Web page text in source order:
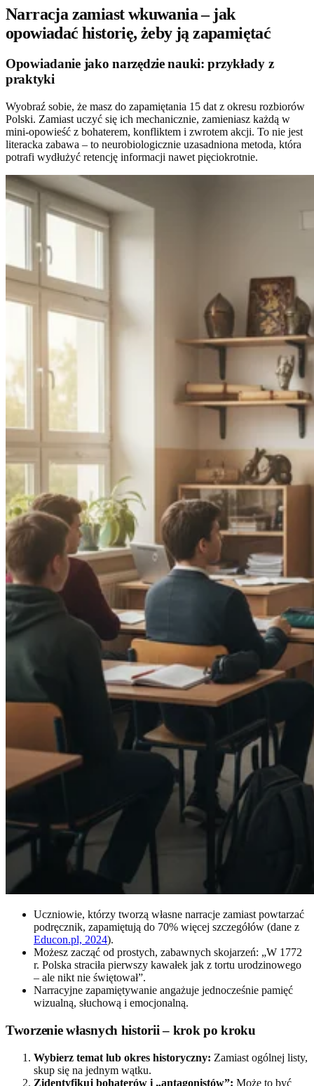
Narracja zamiast wkuwania – jak
opowiadać historię, żeby ją zapamiętać
Opowiadanie jako narzędzie nauki: przykłady z
praktyki
Wyobraź sobie, że masz do zapamiętania 15 dat z okresu rozbiorów
Polski. Zamiast uczyć się ich mechanicznie, zamieniasz każdą w
mini-opowieść z bohaterem, konfliktem i zwrotem akcji. To nie jest
literacka zabawa – to neurobiologicznie uzasadniona metoda, która
potrafi wydłużyć retencję informacji nawet pięciokrotnie.
Uczniowie, którzy tworzą własne narracje zamiast powtarzać
podręcznik, zapamiętują do 70% więcej szczegółów (dane z
Educon.pl, 2024).
Możesz zacząć od prostych, zabawnych skojarzeń: „W 1772
r. Polska straciła pierwszy kawałek jak z tortu urodzinowego
– ale nikt nie świętował”.
Narracyjne zapamiętywanie angażuje jednocześnie pamięć
wizualną, słuchową i emocjonalną.
Tworzenie własnych historii – krok po kroku
Wybierz temat lub okres historyczny: Zamiast ogólnej listy,
skup się na jednym wątku.
Zidentyfikuj bohaterów i „antagonistów”: Może to być